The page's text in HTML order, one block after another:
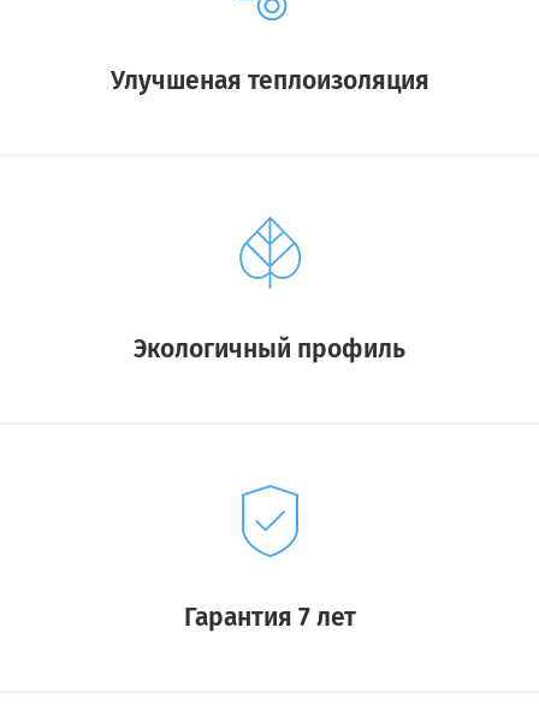
Улучшеная теплоизоляция
Экологичный профиль
Гарантия 7 лет